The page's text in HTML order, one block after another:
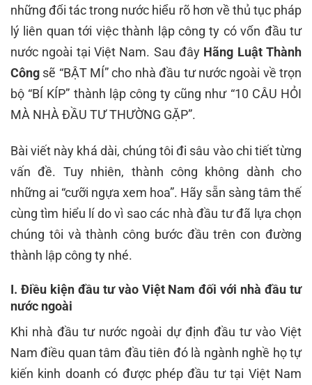
những đối tác trong nước hiểu rõ hơn về thủ tục pháp
lý liên quan tới việc thành lập công ty có vốn đầu tư
nước ngoài tại Việt Nam. Sau đây Hãng Luật Thành
Công sẽ “BẬT MÍ” cho nhà đầu tư nước ngoài về trọn
bộ “BÍ KÍP” thành lập công ty cũng như “10 CÂU HỎI
MÀ NHÀ ĐẦU TƯ THƯỜNG GẶP”.
Bài viết này khá dài, chúng tôi đi sâu vào chi tiết từng
vấn đề. Tuy nhiên, thành công không dành cho
những ai “cưỡi ngựa xem hoa”. Hãy sẵn sàng tâm thế
cùng tìm hiểu lí do vì sao các nhà đầu tư đã lựa chọn
chúng tôi và thành công bước đầu trên con đường
thành lập công ty nhé.
I. Điều kiện đầu tư vào Việt Nam đối với nhà đầu tư
nước ngoài
Khi nhà đầu tư nước ngoài dự định đầu tư vào Việt
Nam điều quan tâm đầu tiên đó là ngành nghề họ tự
kiến kinh doanh có được phép đầu tư tại Việt Nam